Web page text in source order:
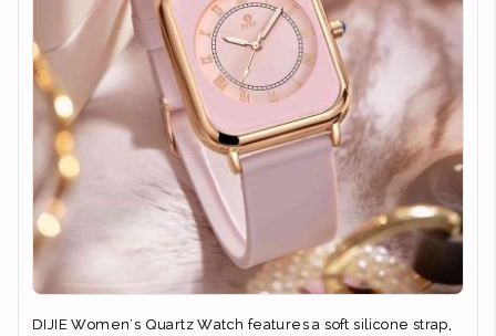
DIJIE Women's Quartz Watch features a soft silicone strap,